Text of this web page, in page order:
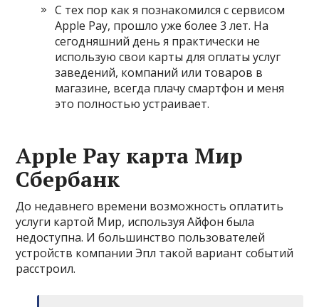
С тех пор как я познакомился с сервисом
Apple Pay, прошло уже более 3 лет. На
сегодняшний день я практически не
использую свои карты для оплаты услуг
заведений, компаний или товаров в
магазине, всегда плачу смартфон и меня
это полностью устраивает.
Apple Pay карта Мир
Сбербанк
До недавнего времени возможность оплатить
услуги картой Мир, используя Айфон была
недоступна. И большинство пользователей
устройств компании Эпл такой вариант событий
расстроил.